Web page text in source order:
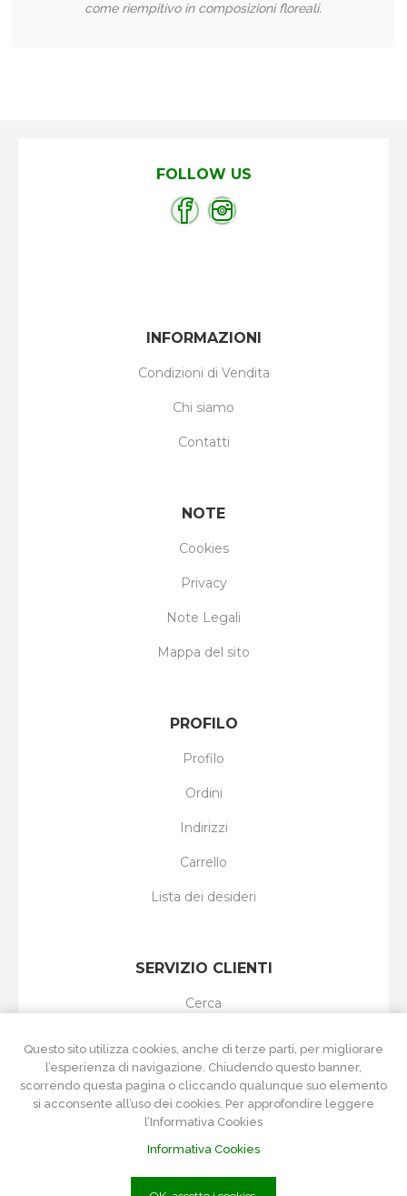
come riempitivo in composizioni floreali.
FOLLOW US
INFORMAZIONI
Condizioni di Vendita
Chi siamo
Contatti
NOTE
Cookies
Privacy
Note Legali
Mappa del sito
PROFILO
Profilo
Ordini
Indirizzi
Carrello
Lista dei desideri
SERVIZIO CLIENTI
Cerca
Ultimi prodotti visti
Confronta i prodotti
Questo sito utilizza cookies, anche di terze parti, per migliorare
l’esperienza di navigazione. Chiudendo questo banner,
scorrendo questa pagina o cliccando qualunque suo elemento
si acconsente all’uso dei cookies. Per approfondire leggere
l’Informativa Cookies
Informativa Cookies